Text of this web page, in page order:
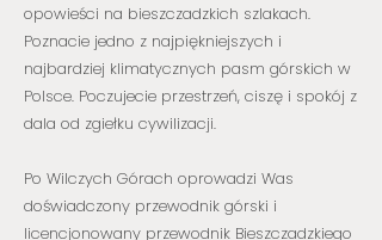
opowieści na bieszczadzkich szlakach.
Poznacie jedno z najpiękniejszych i
najbardziej klimatycznych pasm górskich w
Polsce. Poczujecie przestrzeń, ciszę i spokój z
dala od zgiełku cywilizacji.
Po Wilczych Górach oprowadzi Was
doświadczony przewodnik górski i
licencjonowany przewodnik Bieszczadzkiego